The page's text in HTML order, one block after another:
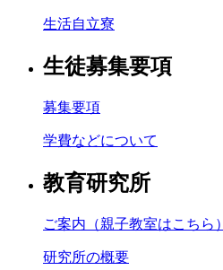
生活自立寮
生徒募集要項
募集要項
学費などについて
教育研究所
ご案内（親子教室はこちら）
研究所の概要